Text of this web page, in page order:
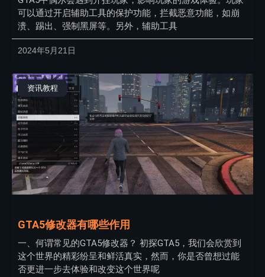
可以通过开启辅助工具的保护功能，拦截恶意功能，如崩
溃、踢出、强制黑屏等。另外，辅助工具
2024年5月21日
资讯教程
GTA5修改器有哪些作用
一、何谓常见的GTA5修改器？ 初探GTA5，我们会欣赏到
这个世界的精彩纷呈和鲜活真实，然而，你是否曾想过能
否更进一步去体验和改变这个世界呢